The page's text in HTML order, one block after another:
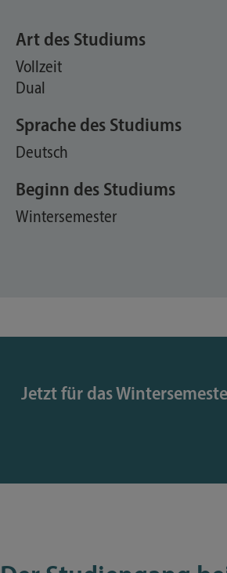
Art des Studiums
Vollzeit
Dual
Sprache des Studiums
Deutsch
Beginn des Studiums
Wintersemester
Jetzt für das